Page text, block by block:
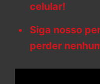
celular!
Siga nosso
perder